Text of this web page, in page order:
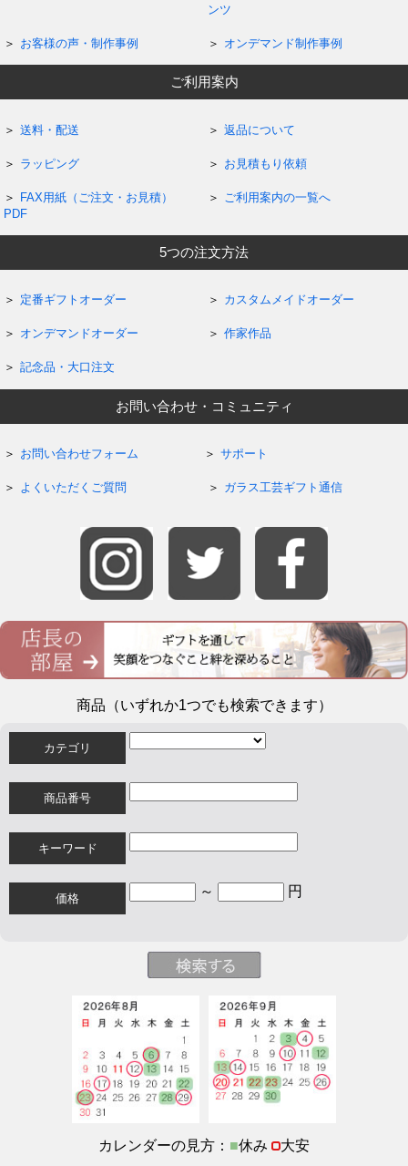
ンツ
お客様の声・制作事例 オンデマンド制作事例
ご利用案内
送料・配送 返品について
ラッピング お見積もり依頼
FAX用紙（ご注文・お見積）
PDF
ご利用案内の一覧へ
5つの注文方法
定番ギフトオーダー カスタムメイドオーダー
オンデマンドオーダー 作家作品
記念品・大口注文
お問い合わせ・コミュニティ
お問い合わせフォーム サポート
よくいただくご質問 ガラス工芸ギフト通信
商品（いずれか1つでも検索できます）
カテゴリ
商品番号
キーワード
価格 ～ 円
カレンダーの見方： ■休み 大安